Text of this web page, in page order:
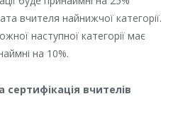
вчителя найнижчої категорії.
наступної категорії має
на 10%.
сертифікація вчителів